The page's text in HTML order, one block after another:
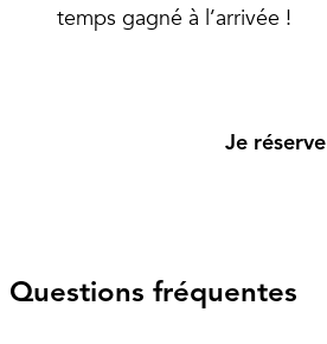
temps gagné à l’arrivée !
Je réserve
Questions fréquentes